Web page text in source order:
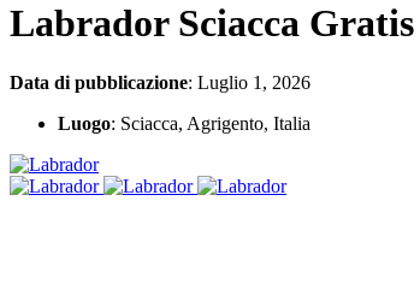
Labrador Sciacca Gratis
Data di pubblicazione: Luglio 1, 2026
Luogo: Sciacca, Agrigento, Italia